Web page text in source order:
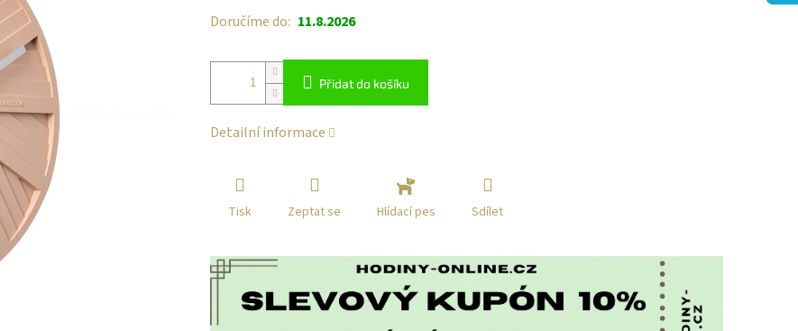
Doručíme do: 11.8.2026
Přidat do košíku
Detailní informace
Tisk Zeptat se Hlídací pes Sdílet